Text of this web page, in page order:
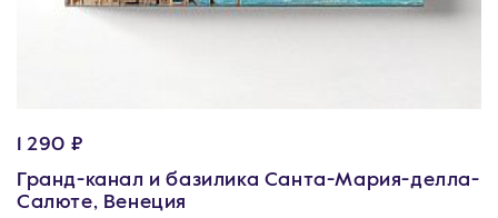
1 290 ₽
Гранд-канал и базилика Санта-Мария-делла-
Салюте, Венеция